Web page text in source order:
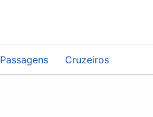
Passagens Cruzeiros